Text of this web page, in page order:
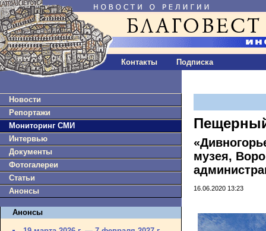
Контакты Подписка
Новости
Репортажи
Мониторинг СМИ
Интервью
Документы
Фотогалереи
Статьи
Анонсы
Анонсы
музея,
16.06.2020 13:23